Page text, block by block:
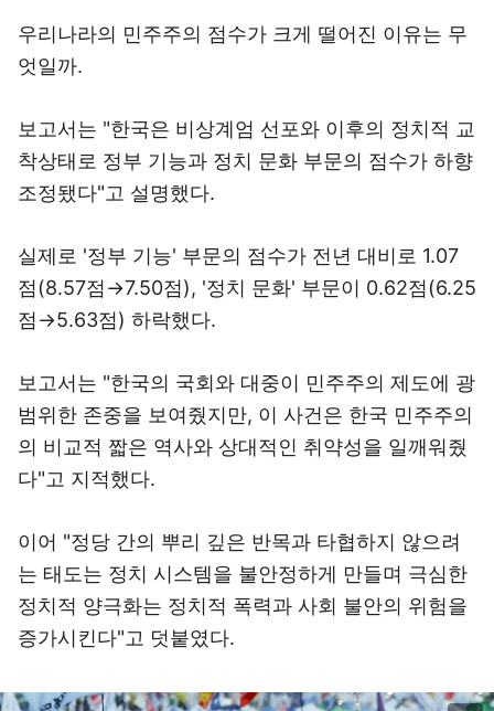
우리나라의 민주주의 점수가 크게 떨어진 이유는 무
엇일까.
보고서는 "한국은 비상계엄 선포와 이후의 정치적 교
착상태로 정부 기능과 정치 문화 부문의 점수가 하향
조정됐다"고 설명했다.
실제로 '정부 기능' 부문의 점수가 전년 대비로 1.07
점(8.57점→7.50점), '정치 문화' 부문이 0.62점(6.25
점→5.63점) 하락했다.
보고서는 "한국의 국회와 대중이 민주주의 제도에 광
범위한 존중을 보여줬지만, 이 사건은 한국 민주주의
의 비교적 짧은 역사와 상대적인 취약성을 일깨워줬
다"고 지적했다.
이어 "정당 간의 뿌리 깊은 반목과 타협하지 않으려
는 태도는 정치 시스템을 불안정하게 만들며 극심한
정치적 양극화는 정치적 폭력과 사회 불안의 위험을
증가시킨다"고 덧붙였다.